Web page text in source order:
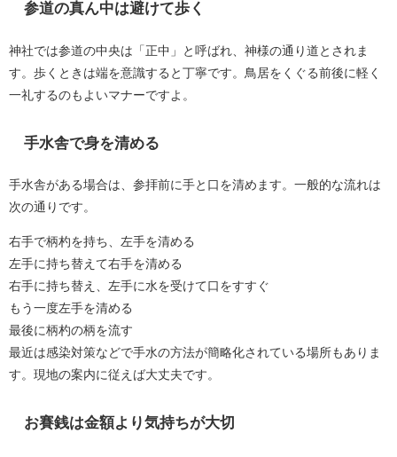
参道の真ん中は避けて歩く
神社では参道の中央は「正中」と呼ばれ、神様の通り道とされま
す。歩くときは端を意識すると丁寧です。鳥居をくぐる前後に軽く
一礼するのもよいマナーですよ。
手水舎で身を清める
手水舎がある場合は、参拝前に手と口を清めます。一般的な流れは
次の通りです。
右手で柄杓を持ち、左手を清める
左手に持ち替えて右手を清める
右手に持ち替え、左手に水を受けて口をすすぐ
もう一度左手を清める
最後に柄杓の柄を流す
最近は感染対策などで手水の方法が簡略化されている場所もありま
す。現地の案内に従えば大丈夫です。
お賽銭は金額より気持ちが大切